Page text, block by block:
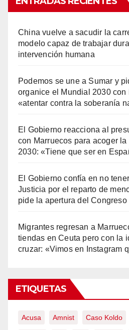
China vuelve a sacudir la
modelo capaz de trabajar
intervención humana
Podemos se une a Sumar y
organice el Mundial 2030 con
«atentar contra la soberanía
El Gobierno reacciona al
con Marruecos para acoger la
2030: «Tiene que ser en
El Gobierno confía en no
Justicia por el reparto de
pide la apertura del
Migrantes regresan a
tiendas en Ceuta pero con la
cruzar: «Vimos en Instagram
ETIQUETAS
Acusa Amnist Caso Koldo